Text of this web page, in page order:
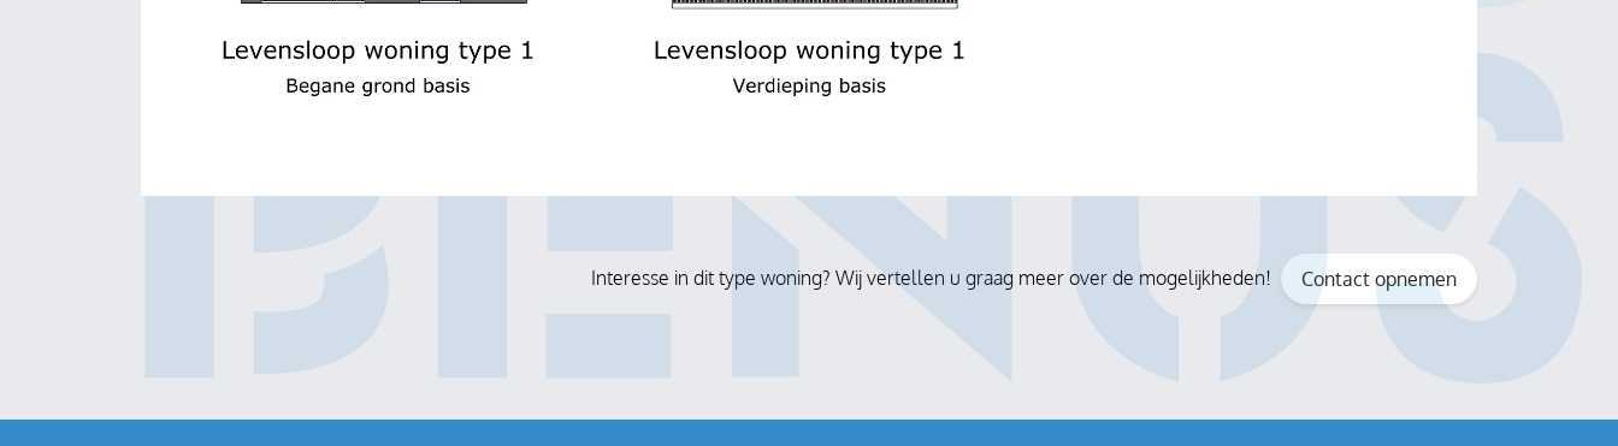
Interesse in dit type woning? Wij vertellen u graag meer over de mogelijkheden! Contact opnemen